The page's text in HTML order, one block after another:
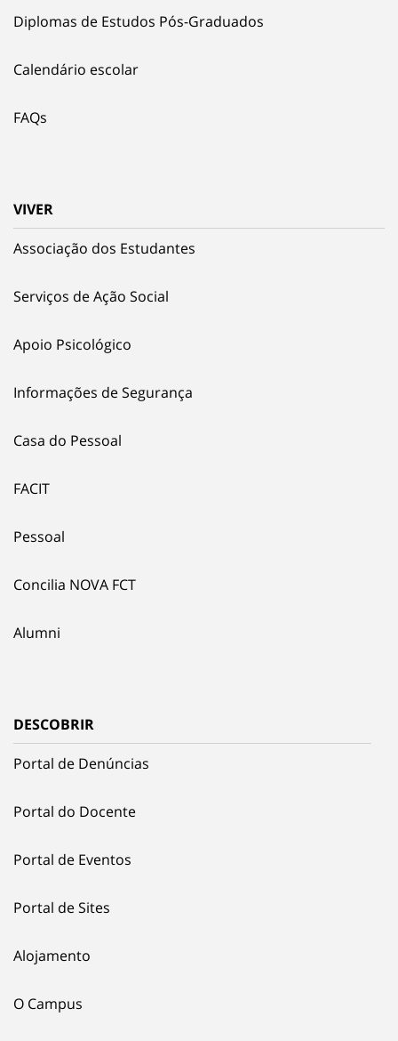
Diplomas de Estudos Pós-Graduados
Calendário escolar
FAQs
VIVER
Associação dos Estudantes
Serviços de Ação Social
Apoio Psicológico
Informações de Segurança
Casa do Pessoal
FACIT
Pessoal
Concilia NOVA FCT
Alumni
DESCOBRIR
Portal de Denúncias
Portal do Docente
Portal de Eventos
Portal de Sites
Alojamento
O Campus